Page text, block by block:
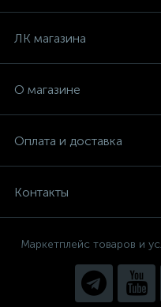
ЛК магазина
О магазине
Оплата и доставка
Контакты
Маркетплейс товаров и